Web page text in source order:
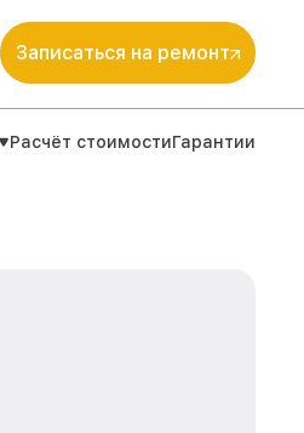
Записаться на ремонт
Расчёт стоимостиГарантии